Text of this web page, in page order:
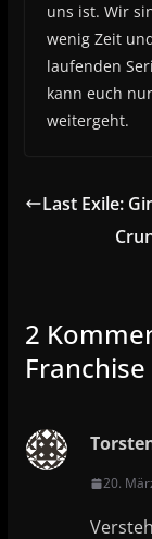
uns ist. Wir
wenig Zeit
laufenden
kann euch
weitergeht.
Last Exile:
2
20.